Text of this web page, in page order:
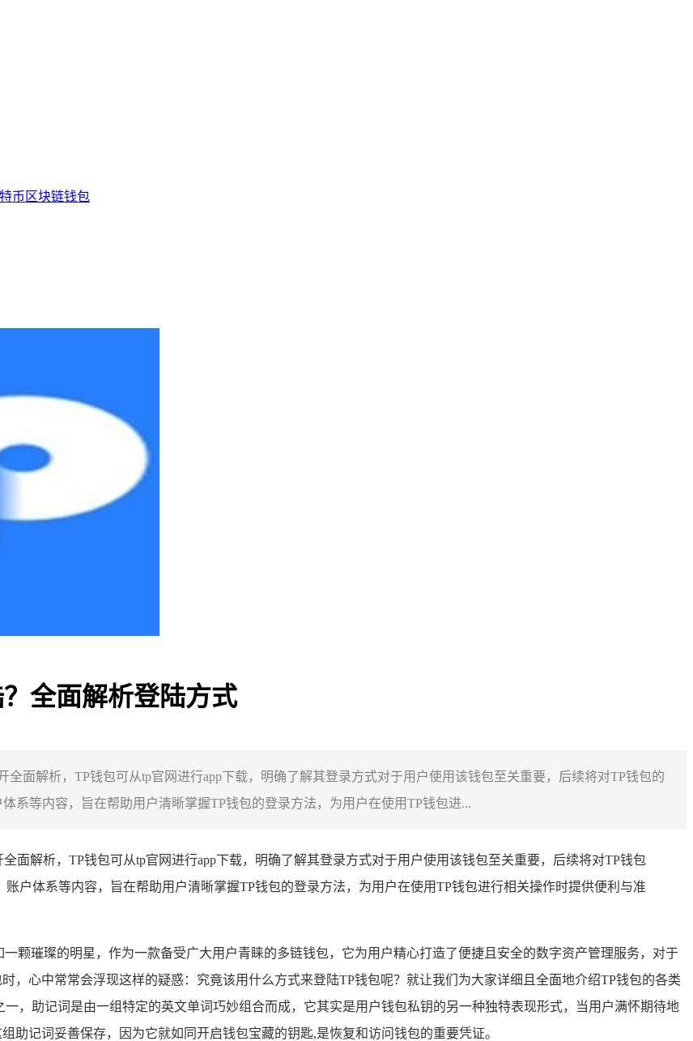
全面解析登陆方式
全面解析，TP钱包可从tp官网进行app下载，明确了解其登录方式对于用户使用该钱包至关重要，后续将对TP钱包的
系等内容，旨在帮助用户清晰掌握TP钱包的登录方法，为用户在使用TP钱包进...
面解析，TP钱包可从tp官网进行app下载，明确了解其登录方式对于用户使用该钱包至关重要，后续将对TP钱包
户体系等内容，旨在帮助用户清晰掌握TP钱包的登录方法，为用户在使用TP钱包进行相关操作时提供便利与准
颗璀璨的明星，作为一款备受广大用户青睐的多链钱包，它为用户精心打造了便捷且安全的数字资产管理服务，对于
，心中常常会浮现这样的疑惑：究竟该用什么方式来登陆TP钱包呢？就让我们为大家详细且全面地介绍TP钱包的各类
，助记词是由一组特定的英文单词巧妙组合而成，它其实是用户钱包私钥的另一种独特表现形式，当用户满怀期待地
助记词妥善保存，因为它就如同开启钱包宝藏的钥匙,是恢复和访问钱包的重要凭证。